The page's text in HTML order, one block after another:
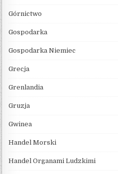
Górnictwo
Gospodarka
Gospodarka Niemiec
Grecja
Grenlandia
Gruzja
Gwinea
Handel Morski
Handel Organami Ludzkimi